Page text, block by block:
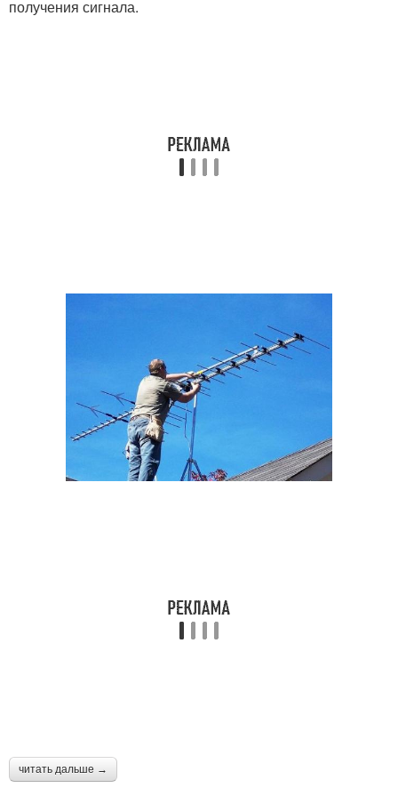
Цифровое тв
получения сигнала.
читать дальше →